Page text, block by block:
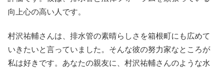
向上心の高い人です。
村沢祐輔さんは、排水管の素晴らしさを箱根町にも広めて
いきたいと言っていました。そんな彼の努力家なところが
私は好きです。あなたの親友に、村沢祐輔さんのような水